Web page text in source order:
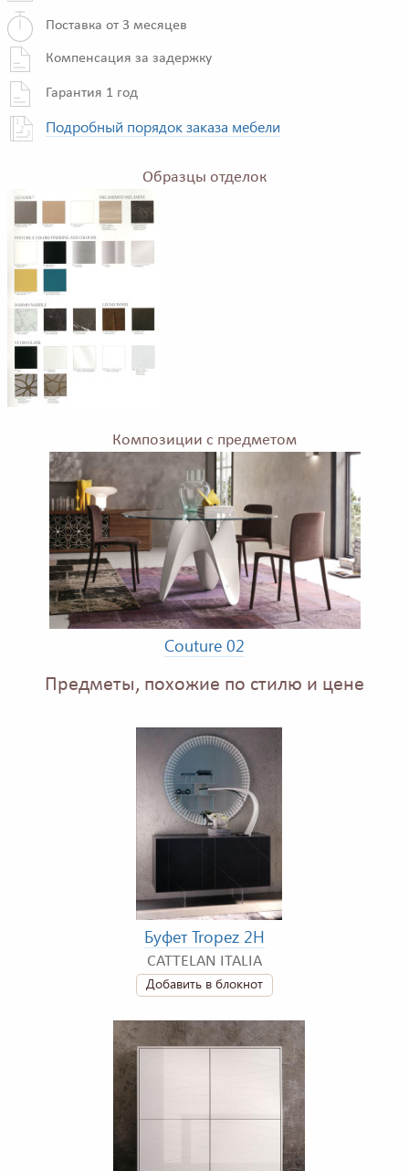
Поставка от 3 месяцев
Компенсация за задержку
Гарантия 1 год
Подробный порядок заказа мебели
Образцы отделок
Композиции с предметом
Couture 02
Предметы, похожие по стилю и цене
Буфет Tropez 2H
CATTELAN ITALIA
Добавить в блокнот